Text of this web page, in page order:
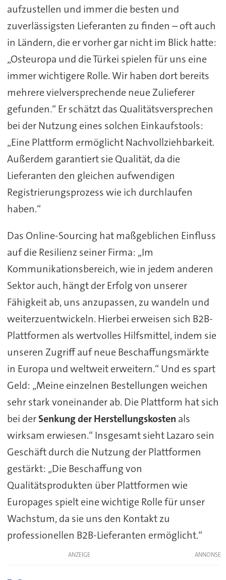
aufzustellen und immer die besten und
zuverlässigsten Lieferanten zu finden – oft auch
in Ländern, die er vorher gar nicht im Blick hatte:
„Osteuropa und die Türkei spielen für uns eine
immer wichtigere Rolle. Wir haben dort bereits
mehrere vielversprechende neue Zulieferer
gefunden.“ Er schätzt das Qualitätsversprechen
bei der Nutzung eines solchen Einkaufstools:
„Eine Plattform ermöglicht Nachvollziehbarkeit.
Außerdem garantiert sie Qualität, da die
Lieferanten den gleichen aufwendigen
Registrierungsprozess wie ich durchlaufen
haben.“
Das Online-Sourcing hat maßgeblichen Einfluss
auf die Resilienz seiner Firma: „Im
Kommunikationsbereich, wie in jedem anderen
Sektor auch, hängt der Erfolg von unserer
Fähigkeit ab, uns anzupassen, zu wandeln und
weiterzuentwickeln. Hierbei erweisen sich B2B-
Plattformen als wertvolles Hilfsmittel, indem sie
unseren Zugriff auf neue Beschaffungsmärkte
in Europa und weltweit erweitern.“ Und es spart
Geld: „Meine einzelnen Bestellungen weichen
sehr stark voneinander ab. Die Plattform hat sich
bei derSenkung der Herstellungskosten als
wirksam erwiesen.“ Insgesamt sieht Lazaro sein
Geschäft durch die Nutzung der Plattformen
gestärkt: „Die Beschaffung von
Qualitätsprodukten über Plattformen wie
Europages spielt eine wichtige Rolle für unser
Wachstum, da sie uns den Kontakt zu
professionellen B2B-Lieferanten ermöglicht.“
ANZEIGE